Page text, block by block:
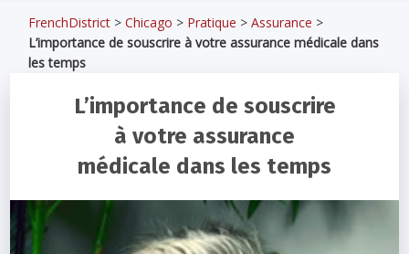
FrenchDistrict >Chicago > Pratique >Assurance >
L’importance de souscrire à votre assurance médicale dans
les temps
L’importance de souscrire
à votre assurance
médicale dans les temps